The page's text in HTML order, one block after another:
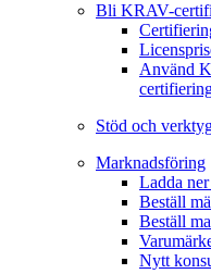
Bli KRAV-
Använd
Stöd och
Marknadsföring
Ladda
Beställ
Beställ
Nytt